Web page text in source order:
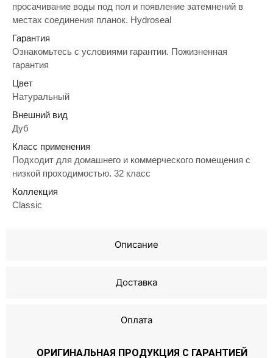
Описание
Доставка
Оплата
просачивание воды под пол и появление затемнений в
местах соединения планок. Hydroseal
Гарантия
Ознакомьтесь с условиями гарантии. Пожизненная
гарантия
Цвет
Натуральный
Внешний вид
Дуб
Класс применения
Подходит для домашнего и коммерческого помещения с
низкой проходимостью. 32 класс
Коллекция
Classic
ОРИГИНАЛЬНАЯ ПРОДУКЦИЯ С ГАРАНТИЕЙ